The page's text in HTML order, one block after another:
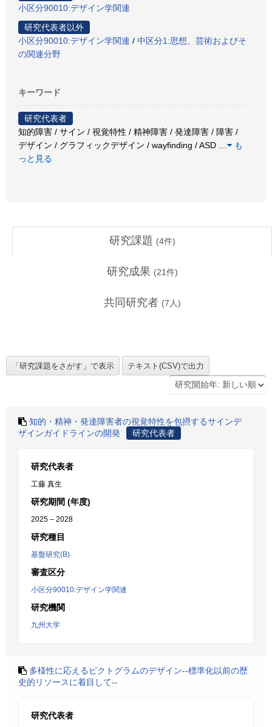
小区分90010:デザイン学関連
研究代表者以外
小区分90010:デザイン学関連 / 中区分1:思想、芸術およびそ
の関連分野
キーワード
研究代表者
知的障害 / サイン / 視覚特性 / 精神障害 / 発達障害 / 障害 /
デザイン / グラフィックデザイン / wayfinding / ASD
も
っと見る
研究課題 (4件)
研究成果 (21件)
共同研究者 (7 人)
知的・精神・発達障害者の視覚特性を包摂するサインデ
ザインガイドラインの開発
研究代表者
研究代表者
工藤 真生
研究期間 (年度)
2025 – 2028
研究種目
基盤研究(B)
審査区分
小区分90010:デザイン学関連
研究機関
九州大学
多様性に応えるピクトグラムのデザイン--標準化以前の歴
史的リソースに着目して--
研究代表者